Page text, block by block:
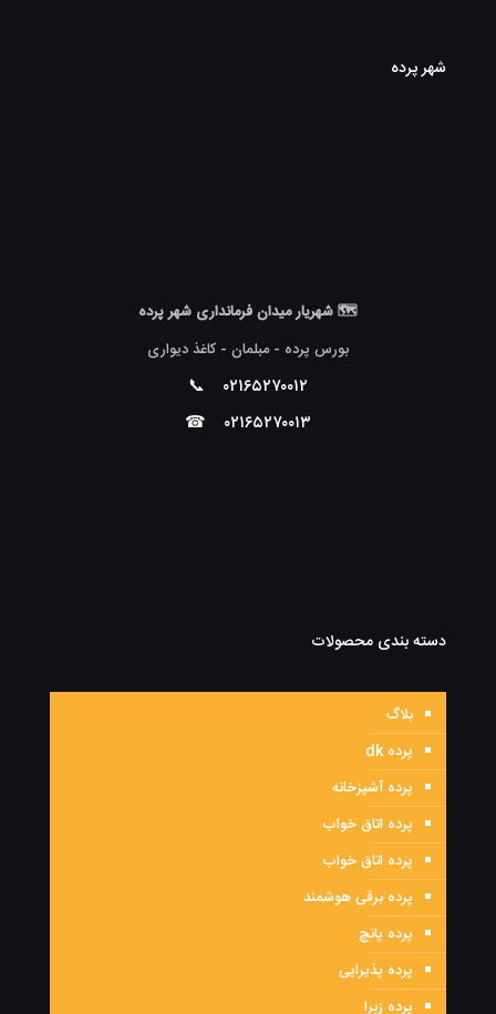
شهر پرده
🗺 شهریار میدان فرمانداری شهر پرده
بورس پرده - مبلمان - کاغذ دیواری
۰۲۱۶۵۲۷۰۰۱۲ 📞
۰۲۱۶۵۲۷۰۰۱۳ ☎
دسته بندی محصولات
بلاگ
پرده dk
پرده آشپزخانه
پرده اتاق خواب
پرده اتاق خواب
پرده برقی هوشمند
پرده پانچ
پرده پذیرایی
پرده زبرا